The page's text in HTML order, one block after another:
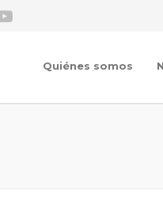
Quiénes somos